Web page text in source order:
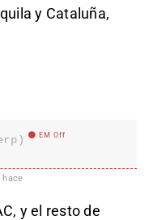
y Cataluña,
EM Off
hace
y el resto de